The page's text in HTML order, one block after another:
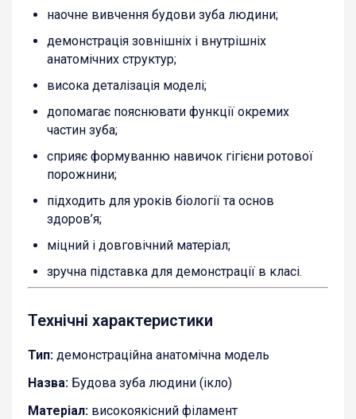
наочне вивчення будови зуба людини;
демонстрація зовнішніх і внутрішніх
анатомічних структур;
висока деталізація моделі;
допомагає пояснювати функції окремих
частин зуба;
сприяє формуванню навичок гігієни ротової
порожнини;
підходить для уроків біології та основ
здоров’я;
міцний і довговічний матеріал;
зручна підставка для демонстрації в класі.
Технічні характеристики
Тип: демонстраційна анатомічна модель
Назва: Будова зуба людини (ікло)
Матеріал: високоякісний філамент